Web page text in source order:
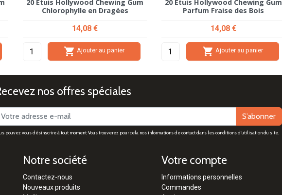
20 Etuis Hollywood Chewing Gum
Chlorophylle en Dragées
Prix
14,08 €
 Ajouter au panier
20 Etuis Hollywood Chewing Gum
Parfum Fraise des Bois
Prix
14,08 €
 Ajouter au panier
nos offres spéciales
S’abonner
pouvez vous désinscrire à tout moment. Vous trouverez pour cela nos informations de contact dans les conditions d'utilisation du site.
Notre société
Contactez-nous
Nouveaux produits
Votre compte
Informations personnelles
Commandes